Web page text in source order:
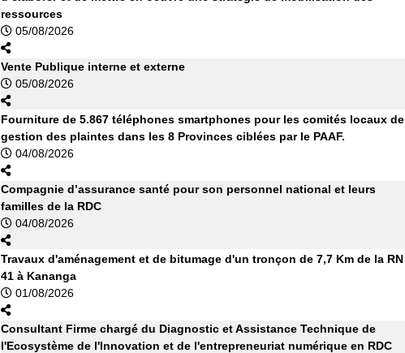
ressources
05/08/2026
Vente Publique interne et externe
05/08/2026
Fourniture de 5.867 téléphones smartphones pour les comités locaux de
gestion des plaintes dans les 8 Provinces ciblées par le PAAF.
04/08/2026
Compagnie d’assurance santé pour son personnel national et leurs
familles de la RDC
04/08/2026
Travaux d'aménagement et de bitumage d'un tronçon de 7,7 Km de la RN
41 à Kananga
01/08/2026
Consultant Firme chargé du Diagnostic et Assistance Technique de
l'Ecosystème de l'Innovation et de l'entrepreneuriat numérique en RDC